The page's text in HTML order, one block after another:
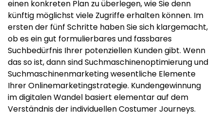
Expertise vertrauter machen können? Bieten Sie ihm
die Möglichkeit dazu, zum Beispiel durch Case
Studies, Berichte, Whitepaper zum Download.
3. Oder geht es darum, in Kontakt zu bleiben? Die
Anmeldeoption zum Newsletter kann das leisten.
Wenn eine direkte Kontaktaufnahme gewünscht und
sinnvoll ist, dann führen oftmals mehrere Wege zum
einen konkreten Plan zu überlegen, wie Sie denn
künftig möglichst viele Zugriffe erhalten können. Im
ersten der fünf Schritte haben Sie sich klargemacht,
ob es ein gut formulierbares und fassbares
Suchbedürfnis Ihrer potenziellen Kunden gibt. Wenn
das so ist, dann sind Suchmaschinenoptimierung und
Suchmaschinenmarketing wesentliche Elemente
Ihrer Onlinemarketingstrategie. Kundengewinnung
im digitalen Wandel basiert elementar auf dem
Verständnis der individuellen Costumer Journeys.